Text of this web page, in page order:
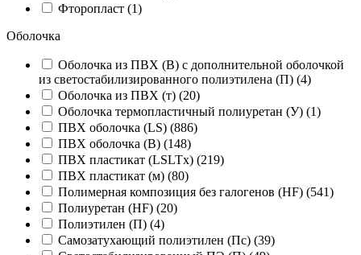
Фторопласт (1)
Оболочка
Оболочка из ПВХ (В) с дополнительной оболочкой
из светостабилизированного полиэтилена (П) (4)
Оболочка из ПВХ (т) (20)
Оболочка термопластичный полиуретан (У) (1)
ПВХ оболочка (LS) (886)
ПВХ оболочка (В) (148)
ПВХ пластикат (LSLTx) (219)
ПВХ пластикат (м) (80)
Полимерная композиция без галогенов (HF) (541)
Полиуретан (HF) (20)
Полиэтилен (П) (4)
Самозатухающий полиэтилен (Пс) (39)